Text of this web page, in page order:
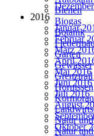
Bienen
Biogas
Botanik
Garten
Gewässer
Hornissen
Kormoran
Natur
Natur
2016
Januar
Februar
März
April
Mai 2016
Juni 2016
Juli 2016
August
Oktober